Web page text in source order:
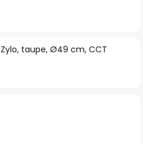
taupe, Ø49 cm, CCT